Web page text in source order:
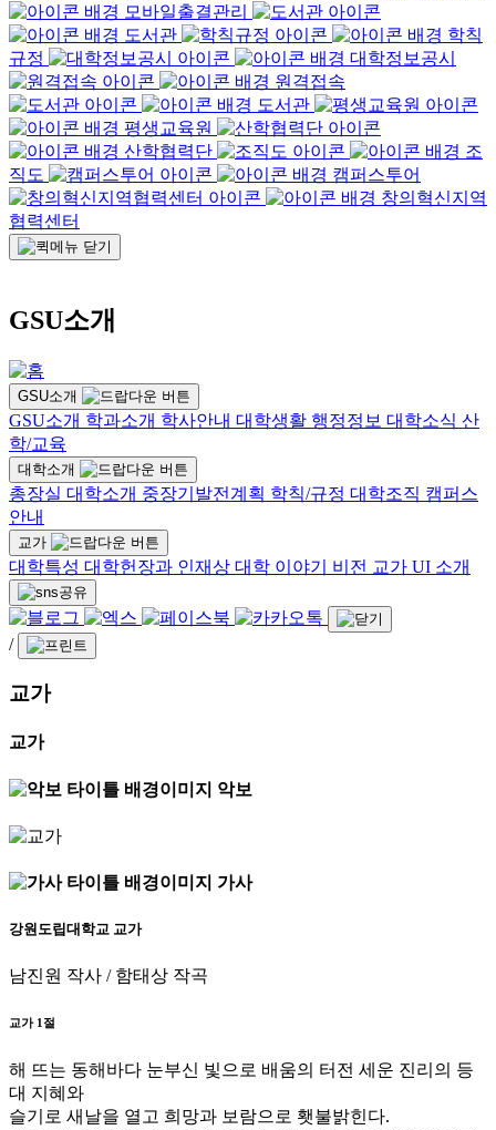
모바일출결관리
도서관
학칙
규정
대학정보공시
원격접속
도서관
평생교육원
산학협력단
조
직도
캠퍼스투어
창의혁신지역
협력센터
GSU소개
GSU소개
GSU소개 학과소개 학사안내 대학생활 행정정보 대학소식 산
학/교육
대학소개
총장실 대학소개 중장기발전계획 학칙/규정 대학조직 캠퍼스
안내
교가
대학특성 대학헌장과 인재상 대학 이야기 비전 교가 UI 소개
/
교가
교가
악보
가사
강원도립대학교 교가
남진원 작사 / 함태상 작곡
교가 1절
해 뜨는 동해바다 눈부신 빛으로 배움의 터전 세운 진리의 등
대 지혜와
슬기로 새날을 열고 희망과 보람으로 횃불밝힌다.